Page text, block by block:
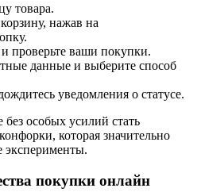
товара.
нажав на
проверьте ваши покупки.
данные и выберите способ
уведомления о статусе.
особых усилий стать
которая значительно
эксперименты.
покупки онлайн